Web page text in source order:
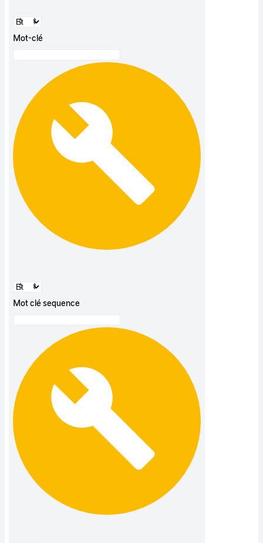
Mot-clé
Mot clé sequence